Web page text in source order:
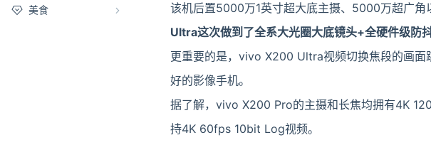
美食 该机后置5000万1英寸超大底主摄、5000万超广角
Ultra这次做到了全系大光圈大底镜头+全硬件级防
更重要的是，vivo X200 Ultra视频切换焦段的画面
好的影像手机。
据了解，vivo X200 Pro的主摄和长焦均拥有4K
持4K 60fps 10bit Log视频。